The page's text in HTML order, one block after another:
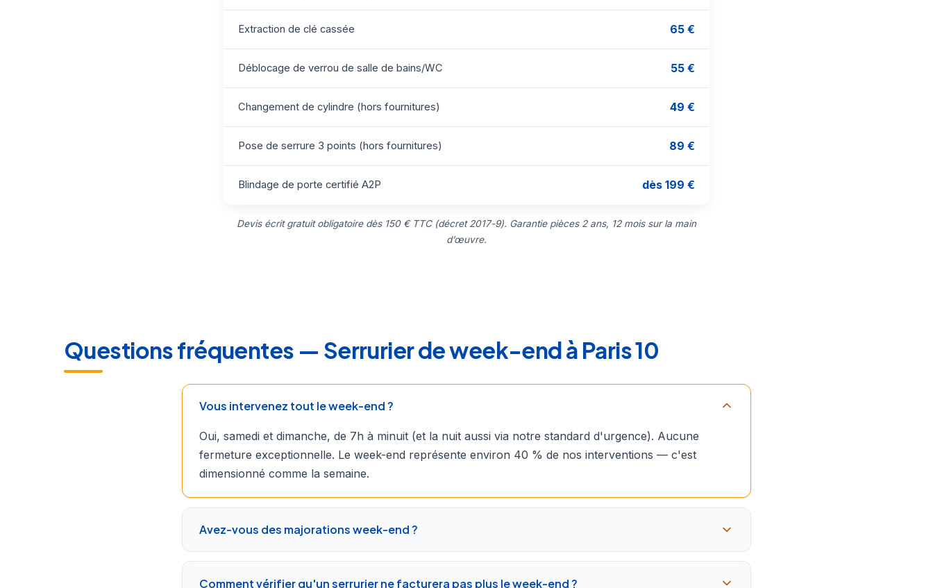
Extraction de clé cassée 65 €
Déblocage de verrou de salle de bains/WC 55 €
Changement de cylindre (hors fournitures) 49 €
Pose de serrure 3 points (hors fournitures) 89 €
Blindage de porte certifié A2P dès 199 €
Devis écrit gratuit obligatoire dès 150 € TTC (décret 2017-9). Garantie pièces 2 ans, 12 mois sur la main
d’œuvre.
Questions fréquentes — Serrurier de week-end à Paris 10
Vous intervenez tout le week-end ?
Oui, samedi et dimanche, de 7h à minuit (et la nuit aussi via notre standard d'urgence). Aucune
fermeture exceptionnelle. Le week-end représente environ 40 % de nos interventions — c'est
dimensionné comme la semaine.
Avez-vous des majorations week-end ?
Comment vérifier qu'un serrurier ne facturera pas plus le week-end ?